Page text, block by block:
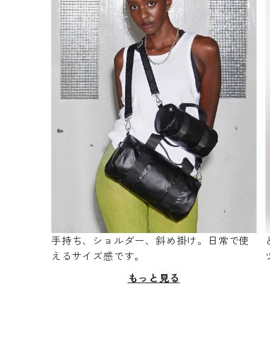
手持ち、ショルダー、斜め掛け。日常で使
えるサイズ感です。
もっと見る